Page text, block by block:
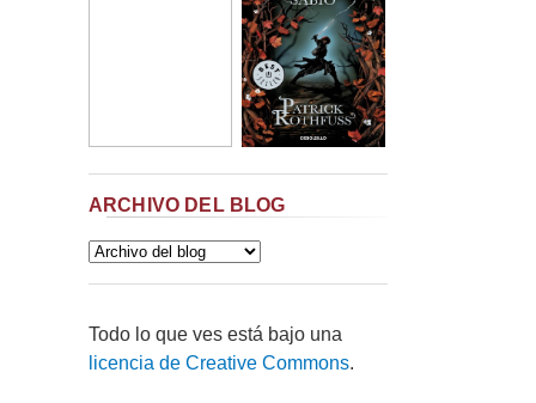
ARCHIVO DEL BLOG
Todo lo que ves está bajo una
licencia de Creative Commons.